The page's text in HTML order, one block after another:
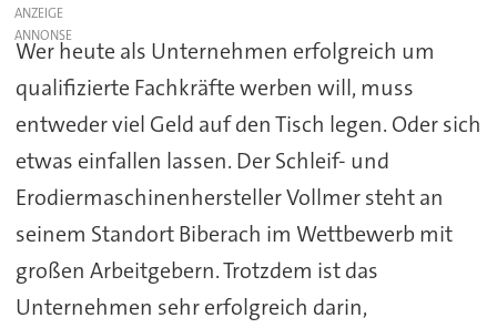
ANZEIGE
Wer heute als Unternehmen erfolgreich um
qualifizierte Fachkräfte werben will, muss
entweder viel Geld auf den Tisch legen. Oder sich
etwas einfallen lassen. Der Schleif- und
Erodiermaschinenhersteller Vollmer steht an
seinem Standort Biberach im Wettbewerb mit
großen Arbeitgebern. Trotzdem ist das
Unternehmen sehr erfolgreich darin,